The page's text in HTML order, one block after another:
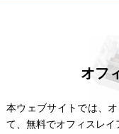
オフ
本ウェブサイトでは、
て、無料でオフィスレイ